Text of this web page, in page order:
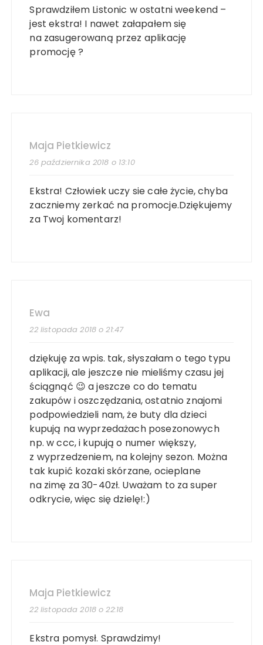
Sprawdziłem Listonic w ostatni weekend –
jest ekstra! I nawet załapałem się
na zasugerowaną przez aplikację
promocję ?
Maja Pietkiewicz
26 października 2018 o 13:10
Ekstra! Człowiek uczy sie całe życie, chyba
zaczniemy zerkać na promocje.Dziękujemy
za Twoj komentarz!
Ewa
22 listopada 2018 o 21:47
dziękuję za wpis. tak, słyszałam o tego typu
aplikacji, ale jeszcze nie mieliśmy czasu jej
ściągnąć 😉 a jeszcze co do tematu
zakupów i oszczędzania, ostatnio znajomi
podpowiedzieli nam, że buty dla dzieci
kupują na wyprzedażach posezonowych
np. w ccc, i kupują o numer większy,
z wyprzedzeniem, na kolejny sezon. Można
tak kupić kozaki skórzane, ocieplane
na zimę za 30-40zł. Uważam to za super
odkrycie, więc się dzielę!:)
Maja Pietkiewicz
22 listopada 2018 o 22:18
Ekstra pomysł. Sprawdzimy!